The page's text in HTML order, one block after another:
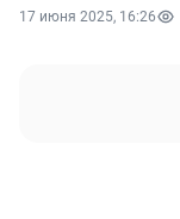
17 июня 2025, 16:26